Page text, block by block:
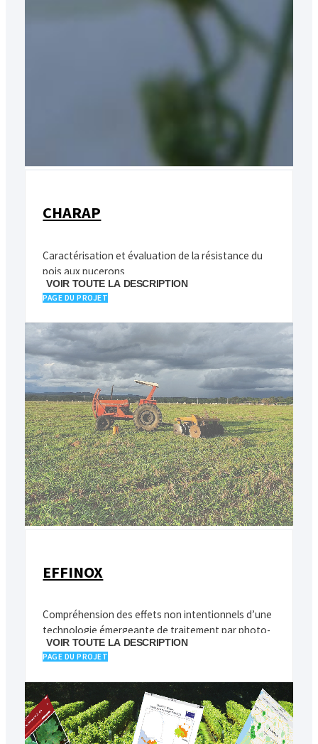
CHARAP
Caractérisation et évaluation de la résistance du
pois aux pucerons
VOIR TOUTE LA DESCRIPTION
PAGE DU PROJET
EFFINOX
Compréhension des effets non intentionnels d’une
technologie émergeante de traitement par photo-
oxydation comme alternative aux intrants
chimiques pour deux filières agro-alimentaires
VOIR TOUTE LA DESCRIPTION
PAGE DU PROJET